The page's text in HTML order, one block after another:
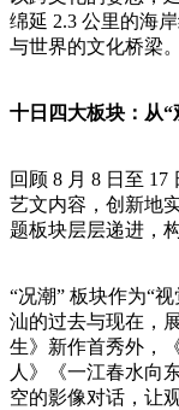
绵延 2.3 公里的海
与世界的文化桥梁。
十日四大板块：从
回顾 8 月 8 日至 17
艺文内容，创新地
题板块层层递进，
“况潮” 板块作为“
汕的过去与现在，
生》新作首秀外，
人》《一江春水向
空的影像对话，让